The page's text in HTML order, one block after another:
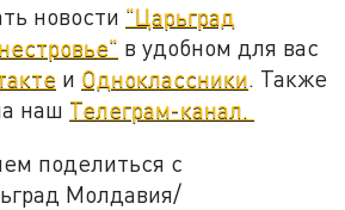
новости "Царьград
в удобном для вас
и Одноклассники. Также
наш Телеграм-канал.
поделиться с
Молдавия/